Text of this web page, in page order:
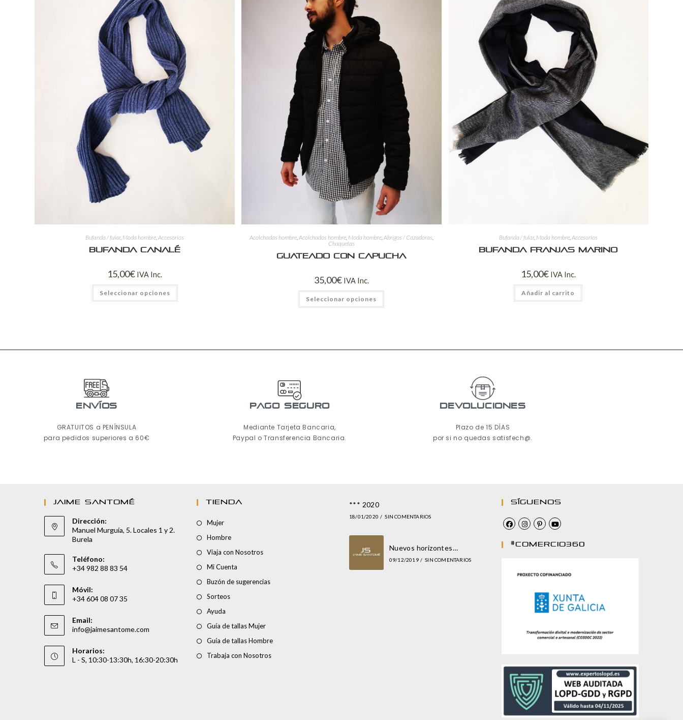
Bufanda / fular, Moda hombre ,Accesorios
Bufanda canalé
15,00€ IVA Inc.
Seleccionar opciones
Acolchadas hombre, Acolchados hombre, Moda hombre, Abrigos / Cazadoras
Chaquetas
Guateado con capucha
35,00€ IVA Inc.
Seleccionar opciones
Bufanda / fular, Moda hombre, Accesorios
Bufanda franjas marino
15,00€ IVA Inc.
Añadir al carrito
ENVÍOS
GRATUITOS a PENÍNSULA
para pedidos superiores a 60€
pago seguro
Mediante Tarjeta Bancaria,
Paypal o Transferencia Bancaria.
Devoluciones
Plazo de 15 DÍAS
por si no quedas satisfech@.
JAIME SANTOMÉ
Dirección:
Manuel Murguía, 5. Locales 1 y 2.
Burela
Teléfono:
+34 982 88 83 54
Móvil:
+34 604 08 07 35
Email:
info@jaimesantome.com
Horarios:
L - S, 10:30-13:30h, 16:30-20:30h
TIENDA
Mujer
Hombre
Viaja con Nosotros
Mi Cuenta
Buzón de sugerencias
Sorteos
Ayuda
Guía de tallas Mujer
Guía de tallas Hombre
Trabaja con Nosotros
*** 2020
18/01/2020 / SIN COMENTARIOS
Nuevos horizontes…
09/12/2019 / SIN COMENTARIOS
Síguenos
#comercio360